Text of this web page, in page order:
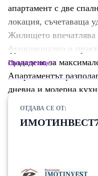
апартамент с две
локация, съчетаваща
Жилището впечатлява
функционално и
създадено за
Апартаментът
дневна и модерна
Изключително уютно,
Прочети още
ОТДАВА СЕ ОТ: